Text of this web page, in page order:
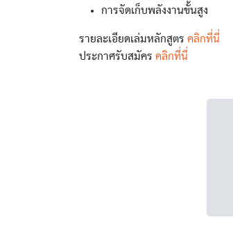
การจัดเก็บพลังงานขั้นสูง
รายละเอียดเล่มหลักสูตร คลิกที่นี่
ประกาศรับสมัคร คลิกที่นี่